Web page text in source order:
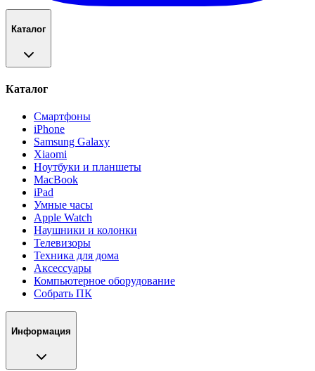
Каталог
Каталог
Смартфоны
iPhone
Samsung Galaxy
Xiaomi
Ноутбуки и планшеты
MacBook
iPad
Умные часы
Apple Watch
Наушники и колонки
Телевизоры
Техника для дома
Аксессуары
Компьютерное оборудование
Собрать ПК
Информация